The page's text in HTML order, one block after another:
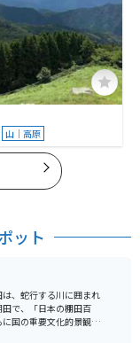
山｜高原
ット
、蛇行する川に囲まれ
で、「日本の棚田百
国の重要文化的景観に
った水鏡、夏は鮮やか